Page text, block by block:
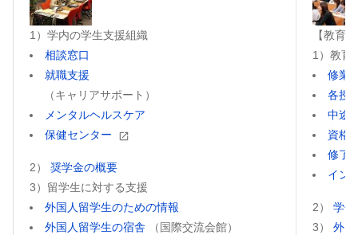
1）学内の学生支援組織
相談窓口
就職支援
（キャリアサポート）
メンタルヘルスケア
保健センター
2） 奨学金の概要
3）留学生に対する支援
外国人留学生のための情報
外国人留学生の宿舎
（国際交流会館）
【教育
1）教育
修業
各授
中途
資格
修了
イン
2） 学位
3） 外国